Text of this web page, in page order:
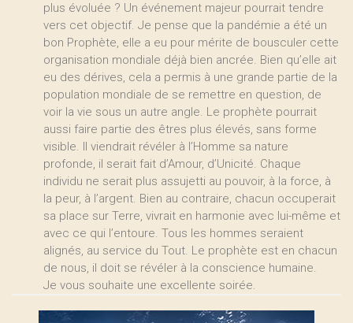
plus évoluée ? Un événement majeur pourrait tendre
vers cet objectif. Je pense que la pandémie a été un
bon Prophète, elle a eu pour mérite de bousculer cette
organisation mondiale déjà bien ancrée. Bien qu’elle ait
eu des dérives, cela a permis à une grande partie de la
population mondiale de se remettre en question, de
voir la vie sous un autre angle. Le prophète pourrait
aussi faire partie des êtres plus élevés, sans forme
visible. Il viendrait révéler à l’Homme sa nature
profonde, il serait fait d’Amour, d’Unicité. Chaque
individu ne serait plus assujetti au pouvoir, à la force, à
la peur, à l’argent. Bien au contraire, chacun occuperait
sa place sur Terre, vivrait en harmonie avec lui-même et
avec ce qui l’entoure. Tous les hommes seraient
alignés, au service du Tout. Le prophète est en chacun
de nous, il doit se révéler à la conscience humaine.
Je vous souhaite une excellente soirée.